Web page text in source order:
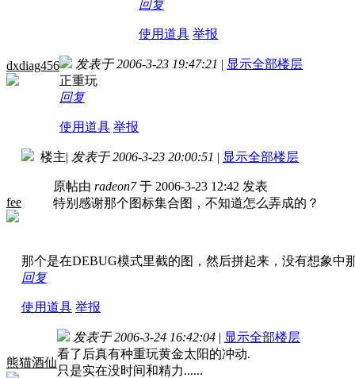
回复
使用道具 举报
dxdiag456 发表于 2006-3-23 19:47:21 | 显示全部楼层
正重玩
回复
使用道具 举报
fee
楼主| 发表于 2006-3-23 20:00:51 | 显示全部楼层
原帖由 radeon7于 2006-3-23 12:42 发表
特别感谢那个图标集合图，不知道怎么弄成的？
那个是在DEBUG模式里截的图，然后拼起来，没有想象中
回复
使用道具 举报
熊猫酒仙
发表于 2006-3-24 16:42:04 | 显示全部楼层
看了后真有种重玩黄金太阳的冲动.
只是实在没时间和精力......